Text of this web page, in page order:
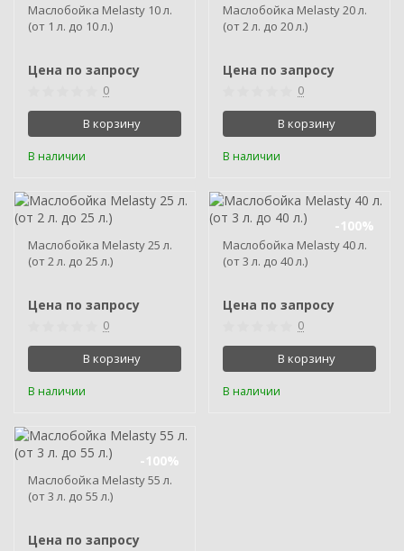
Маслобойка Melasty 10 л.
(от 1 л. до 10 л.)
Цена по запросу
0
В корзину
В наличии
Маслобойка Melasty 20 л.
(от 2 л. до 20 л.)
Цена по запросу
0
В корзину
В наличии
Маслобойка Melasty 25 л.
(от 2 л. до 25 л.)
Цена по запросу
0
В корзину
В наличии
-100%
Маслобойка Melasty 40 л.
(от 3 л. до 40 л.)
Цена по запросу
0
В корзину
В наличии
-100%
Маслобойка Melasty 55 л.
(от 3 л. до 55 л.)
Цена по запросу